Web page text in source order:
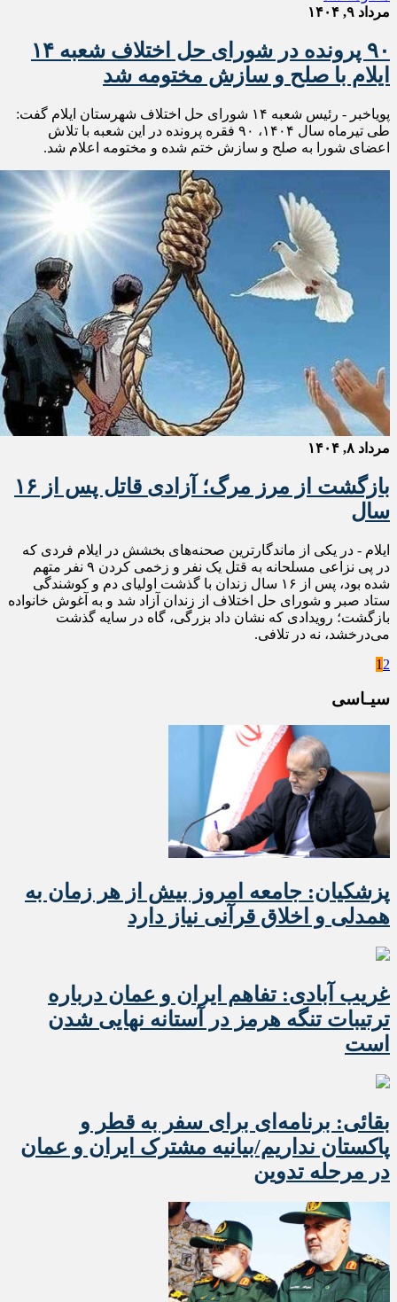
مرداد ۹, ۱۴۰۴
۹۰ پرونده در شورای حل اختلاف شعبه ۱۴
ایلام با صلح و سازش مختومه شد
پویاخبر - رئیس شعبه ۱۴ شورای حل اختلاف شهرستان ایلام گفت:
طی تیرماه سال ۱۴۰۴، ۹۰ فقره پرونده در این شعبه با تلاش
اعضای شورا به صلح و سازش ختم شده و مختومه اعلام شد.
مرداد ۸, ۱۴۰۴
بازگشت از مرز مرگ؛ آزادی قاتل پس از ۱۶
سال
ایلام - در یکی از ماندگارترین صحنه‌های بخشش در ایلام فردی که
در پی نزاعی مسلحانه به قتل یک نفر و زخمی کردن ۹ نفر متهم
شده بود، پس از ۱۶ سال زندان با گذشت اولیای دم و کوشندگی
ستاد صبر و شورای حل اختلاف از زندان آزاد شد و به آغوش خانواده
بازگشت؛ رویدادی که نشان داد بزرگی، گاه در سایه گذشت
می‌درخشد، نه در تلافی.
1 2
سیـاسی
پزشکیان: جامعه امروز بیش از هر زمان به
همدلی و اخلاق قرآنی نیاز دارد
غریب آبادی: تفاهم ایران و عمان درباره
ترتیبات تنگه هرمز در آستانه نهایی شدن
است
بقائی: برنامه‌ای برای سفر به قطر و
پاکستان نداریم/بیانیه مشترک ایران و عمان
در مرحله تدوین